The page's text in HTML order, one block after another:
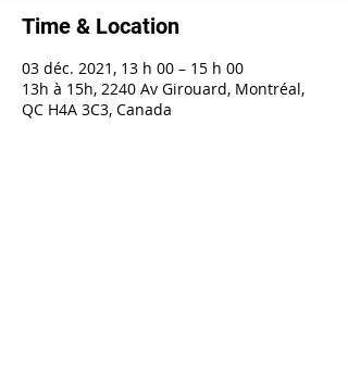
Time & Location
03 déc. 2021, 13 h 00 – 15 h 00
13h à 15h, 2240 Av Girouard, Montréal,
QC H4A 3C3, Canada